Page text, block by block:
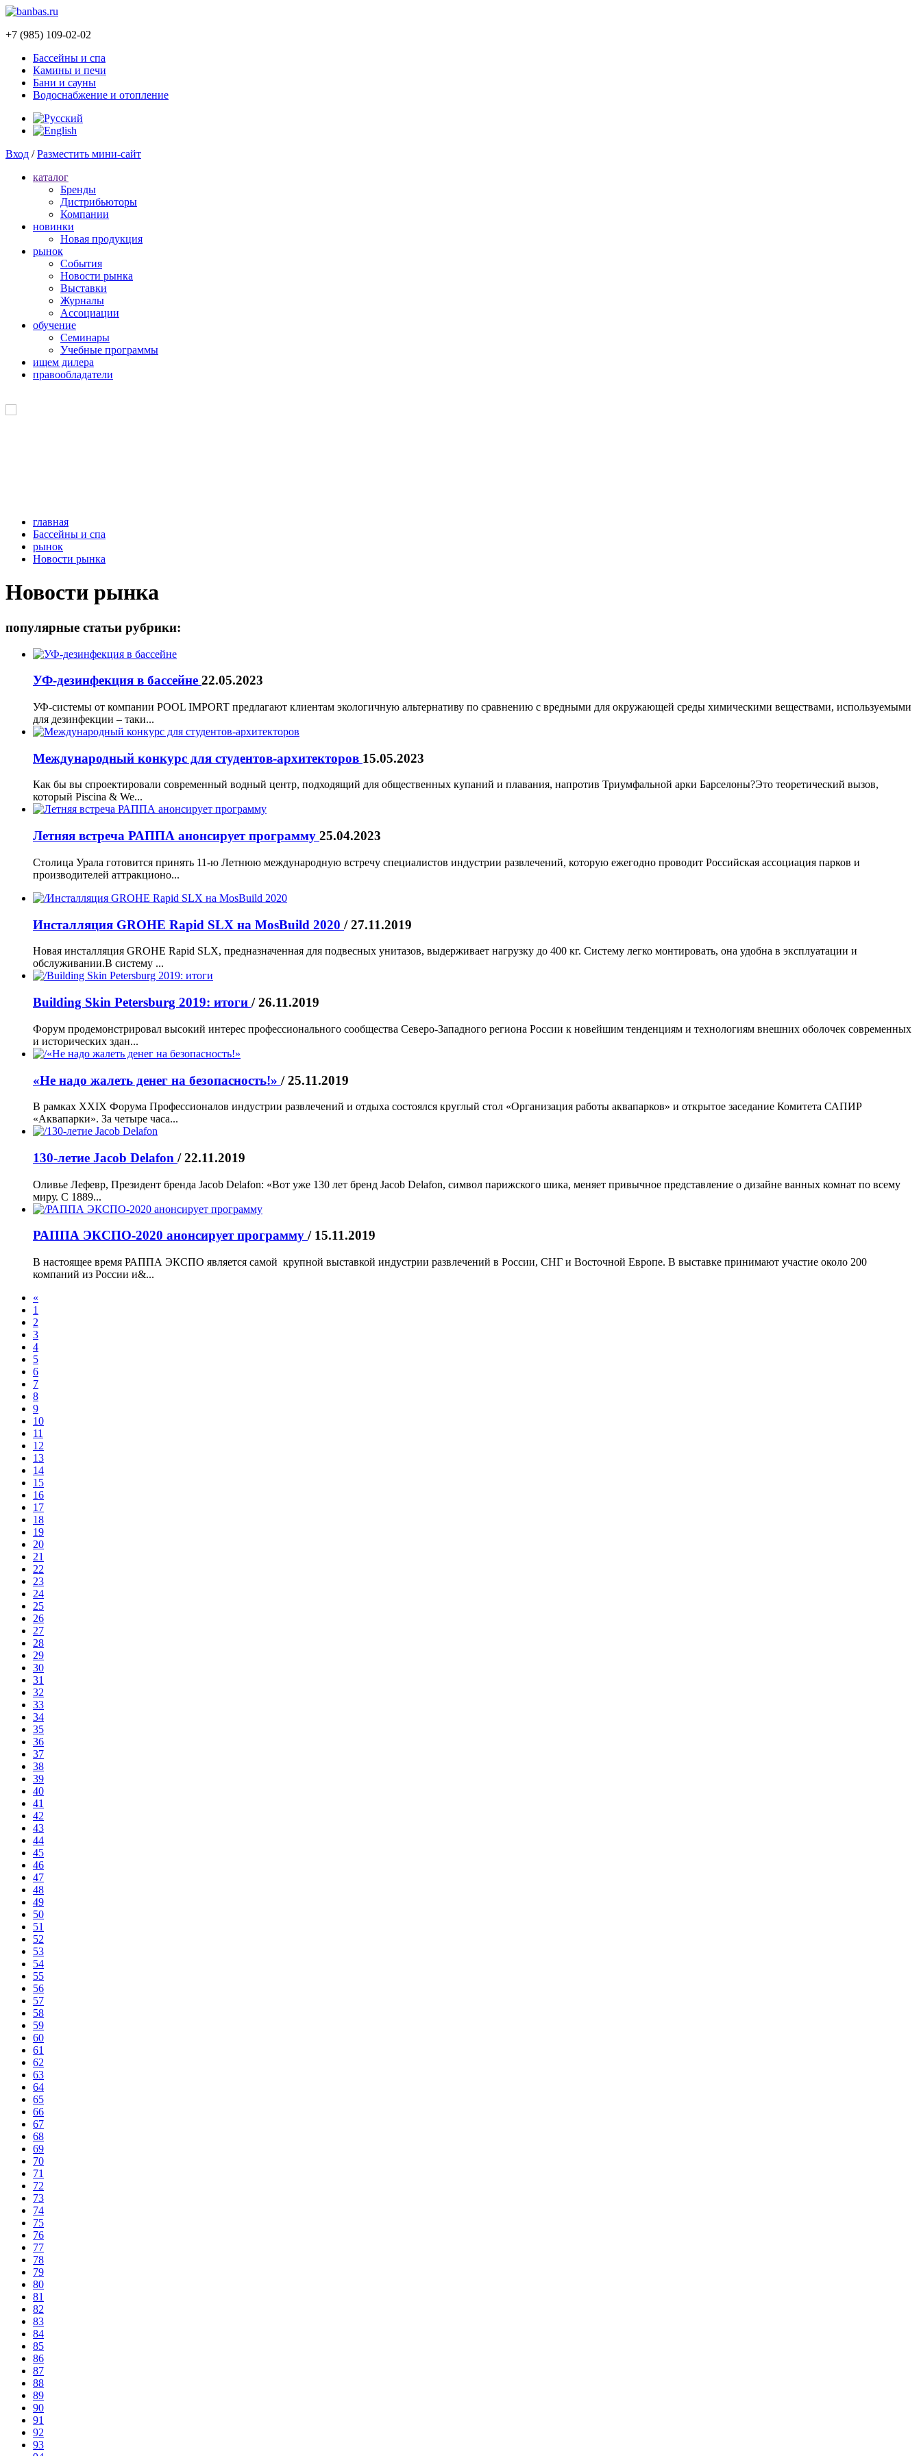
+7 (985) 109-02-02
Бассейны и спа
Камины и печи
Бани и сауны
Водоснабжение и отопление
Вход /Разместить мини-сайт
каталог
Бренды
Дистрибьюторы
Компании
новинки
Новая продукция
рынок
Cобытия
Новости рынка
Выставки
Журналы
Ассоциации
обучение
Семинары
Учебные программы
ищем дилера
правообладатели
главная
Бассейны и спа
рынок
Новости рынка
Новости рынка
популярные статьи рубрики:
УФ-дезинфекция в бассейне 22.05.2023
УФ-системы от компании POOL IMPORT предлагают клиентам экологичную альтернативу по сравнению с вредными для окружающей среды химическими веществами, используемыми
для дезинфекции – таки...
Международный конкурс для студентов-архитекторов 15.05.2023
Как бы вы спроектировали современный водный центр, подходящий для общественных купаний и плавания, напротив Триумфальной арки Барселоны?Это теоретический вызов,
который Piscina & We...
Летняя встреча РАППА анонсирует программу 25.04.2023
Столица Урала готовится принять 11-ю Летнюю международную встречу специалистов индустрии развлечений, которую ежегодно проводит Российская ассоциация парков и
производителей аттракционо...
Инсталляция GROHE Rapid SLX на MosBuild 2020 / 27.11.2019
Новая инсталляция GROHE Rapid SLX, предназначенная для подвесных унитазов, выдерживает нагрузку до 400 кг. Систему легко монтировать, она удобна в эксплуатации и
обслуживании.В систему ...
Building Skin Petersburg 2019: итоги / 26.11.2019
Форум продемонстрировал высокий интерес профессионального сообщества Северо-Западного региона России к новейшим тенденциям и технологиям внешних оболочек современных
и исторических здан...
«Не надо жалеть денег на безопасность!» / 25.11.2019
В рамках XXIX Форума Профессионалов индустрии развлечений и отдыха состоялся круглый стол «Организация работы аквапарков» и открытое заседание Комитета САПИР
«Аквапарки». За четыре часа...
130-летие Jacob Delafon / 22.11.2019
Оливье Лефевр, Президент бренда Jacob Delafon: «Вот уже 130 лет бренд Jacob Delafon, символ парижского шика, меняет привычное представление о дизайне ванных комнат по всему
миру. С 1889...
РАППА ЭКСПО-2020 анонсирует программу / 15.11.2019
В настоящее время РАППА ЭКСПО является самой крупной выставкой индустрии развлечений в России, СНГ и Восточной Европе. В выставке принимают участие около 200
компаний из России и&...
«
1
2
3
4
5
6
7
8
9
10
11
12
13
14
15
16
17
18
19
20
21
22
23
24
25
26
27
28
29
30
31
32
33
34
35
36
37
38
39
40
41
42
43
44
45
46
47
48
49
50
51
52
53
54
55
56
57
58
59
60
61
62
63
64
65
66
67
68
69
70
71
72
73
74
75
76
77
78
79
80
81
82
83
84
85
86
87
88
89
90
91
92
93